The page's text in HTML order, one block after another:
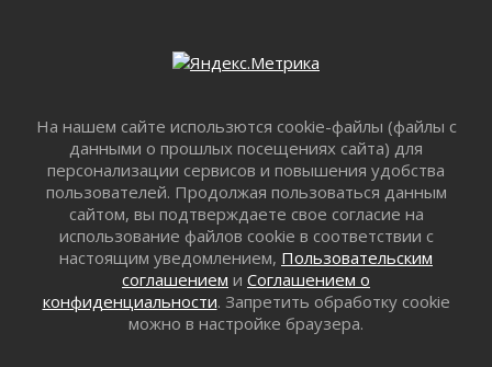
О мужестве, долге и стойкости
31 июля 2026
Маршрутами будущего — к заветной цели
31 июля 2026
«Корвет» на страже
31 июля 2026
Правила для жизни
31 июля 2026
С рабочим визитом
31 июля 2026
На нашем сайте использются cookie-файлы (файлы с
данными о прошлых посещениях сайта) для
персонализации сервисов и повышения удобства
пользователей. Продолжая пользоваться данным
сайтом, вы подтверждаете свое согласие на
использование файлов cookie в соответствии с
настоящим уведомлением, Пользовательским
соглашением и Соглашением о
конфиденциальности. Запретить обработку cookie
можно в настройке браузера.